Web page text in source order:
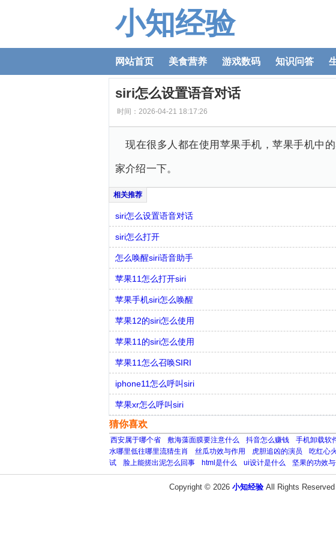
小知经验
网站首页 美食营养 游戏数码 知识问答
siri怎么设置语音对话
时间：2026-04-21 18:17:26
现在很多人都在使用苹果手机，苹果手机中
家介绍一下。
siri怎么设置语音对话
siri怎么打开
怎么唤醒siri语音助手
苹果11怎么打开siri
苹果手机siri怎么唤醒
苹果12的siri怎么使用
苹果11的siri怎么使用
苹果11怎么召唤SIRI
iphone11怎么呼叫siri
苹果xr怎么呼叫siri
猜你喜欢
西安属于哪个省 敷海藻面膜要注意什么 抖音怎么赚钱 手机卸载软
水哪里低往哪里流猜生肖
丝瓜功效与作用 虎胆追凶的演员 吃红心
试
脸上能搓出泥怎么回事 html是什么 ui设计是什么 坚果的功效
Copyright © 2026 小知经验All Rights Reserved